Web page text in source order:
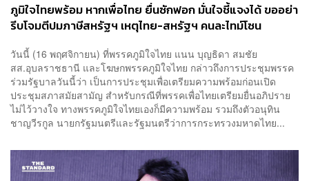
ภูมิใจไทยพร้อม หากเพื่อไทย ยื่นซักฟอก มั่นใจชี้แจงได้ ขออย่า
รีบโจมตีปมภาษีสหรัฐฯ เหตุไทย-สหรัฐฯ คนละไทม์โซน
วันนี้ (16 พฤศจิกายน) ที่พรรคภูมิใจไทย แนน บุญธิดา สมชัย
สส.อุบลราชธานี และโฆษกพรรคภูมิใจไทย กล่าวถึงการประชุมพรรค
ร่วมรัฐบาลวันนี้ว่า เป็นการประชุมเพื่อเตรียมความพร้อมก่อนเปิด
ประชุมสภาสมัยสามัญ สำหรับกรณีที่พรรคเพื่อไทยเตรียมยื่นอภิปราย
ไม่ไว้วางใจ ทางพรรคภูมิใจไทยเองก็มีความพร้อม รวมถึงตัวอนุทิน
ชาญวีรกูล นายกรัฐมนตรีและรัฐมนตรีว่าการกระทรวงมหาดไทย...